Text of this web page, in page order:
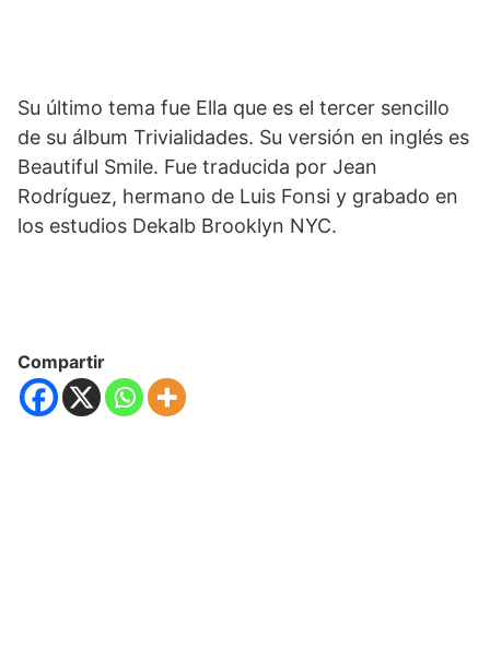
Su último tema fue Ella que es el tercer sencillo
de su álbum Trivialidades. Su versión en inglés es
Beautiful Smile. Fue traducida por Jean
Rodríguez, hermano de Luis Fonsi y grabado en
los estudios Dekalb Brooklyn NYC.
Compartir